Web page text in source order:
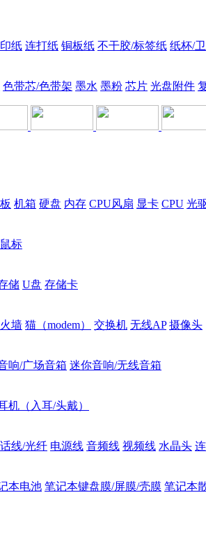
纸 连打纸 铜板纸 不干胶/标签纸 纸杯/
色带芯/色带架 墨水 墨粉 芯片 光盘附件
机箱 硬盘 内存 CPU风扇 显卡 CPU 光
鼠标
储 U盘 存储卡
墙 猫（modem） 交换机 无线AP 摄像头
响/广场音箱 迷你音响/无线音箱
机（入耳/头戴）
线/光纤 电源线 音频线 视频线 水晶头
本电池 笔记本键盘膜/屏膜/壳膜 笔记本